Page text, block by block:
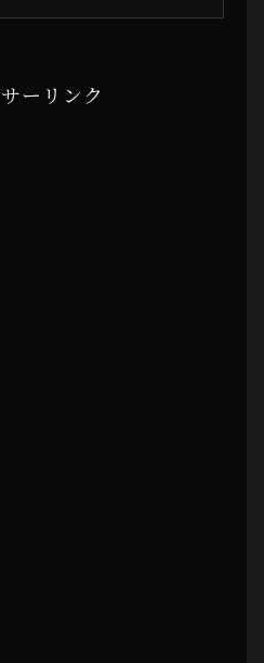
ーリンク